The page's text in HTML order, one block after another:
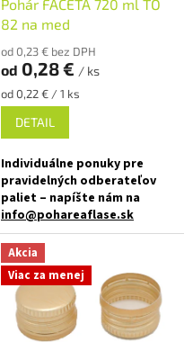
Pohár FACETA 720 ml TO
82 na med
od 0,23 € bez DPH
od 0,28 € / ks
Jednotková
cena:
od 0,22 € / 1 ks
DETAIL
Individuálne ponuky pre
pravidelných odberateľov
paliet – napíšte nám na
info@pohareaflase.sk
✅ Obľúbený pohár FACETA 720
ml vďaka svojej univerzálnosti
✅ Twist Off skrutkový uzáver
uzavrite ľahko rukou
Akcia
Viac za menej